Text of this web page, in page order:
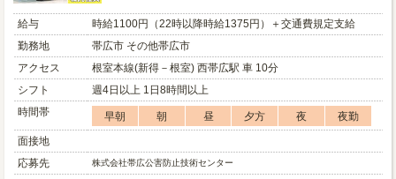
給与
時給1100円（22時以降時給1375円）＋交通費規定支給
勤務地
帯広市 その他帯広市
アクセス
根室本線(新得－根室) 西帯広駅 車 10分
シフト
週4日以上 1日8時間以上
時間帯
早朝 朝 昼 夕方 夜
夜勤
面接地
応募先
株式会社帯広公害防止技術センター